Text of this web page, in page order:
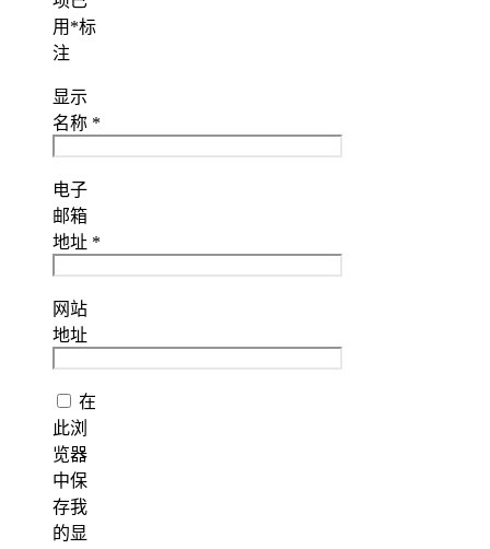
用 *标
注
显示
名称 *
电子
邮箱
地址 *
网站
地址
在
此浏
览器
中保
存我
的显